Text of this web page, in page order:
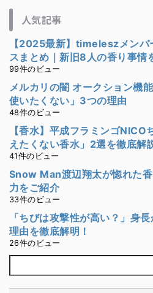
人気記事
【2025最新】timeleszメンバ
スまとめ｜新旧8人の香り事情
99件のビュー
メルカリの闇 オークション機
使いたくない」3つの理由
48件のビュー
【香水】平成フラミンゴ
えたくない香水」2選を徹底解
41件のビュー
Snow Man渡辺翔太が惚れた
力をご紹介
33件のビュー
「ちびは攻撃性が高い？」身
理由を徹底解明！
26件のビュー